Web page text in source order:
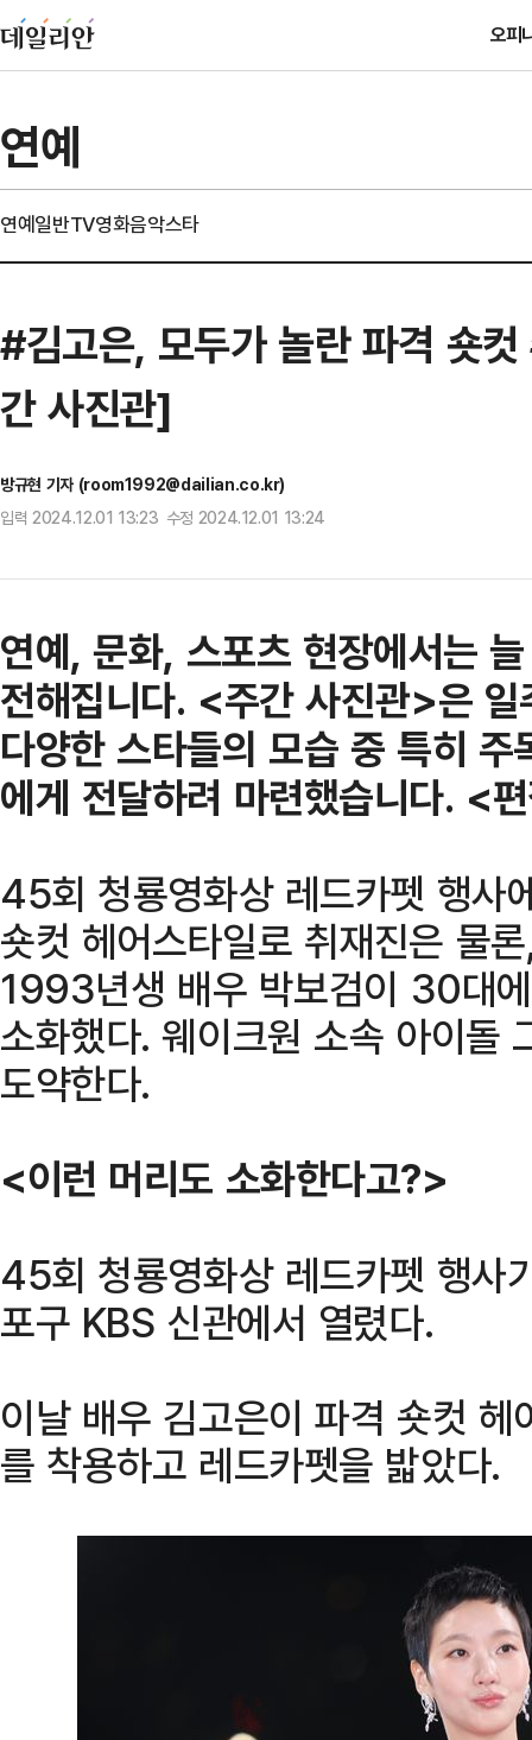
오피
연예
연예일반TV영화음악스타
#김고은, 모두가 놀란 파격 숏
간 사진관]
방규현 기자 (room1992@dailian.co.kr)
입력 2024.12.01 13:23 수정 2024.12.01 13:24
연예, 문화, 스포츠 현장에서는
전해집니다. <주간 사진관>은
다양한 스타들의 모습 중 특히
에게 전달하려 마련했습니다. <
45회 청룡영화상 레드카펫 행사
숏컷 헤어스타일로 취재진은 물
1993년생 배우 박보검이 30대
소화했다. 웨이크원 소속 아이돌
도약한다.
<이런 머리도 소화한다고?>
45회 청룡영화상 레드카펫 행사
포구 KBS 신관에서 열렸다.
이날 배우 김고은이 파격 숏컷
를 착용하고 레드카펫을 밟았다.